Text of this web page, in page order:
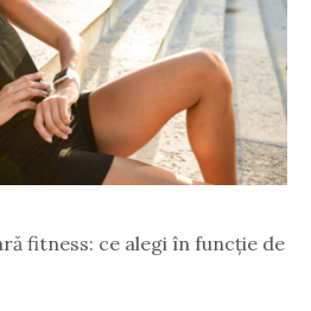
fitness: ce alegi în funcție de